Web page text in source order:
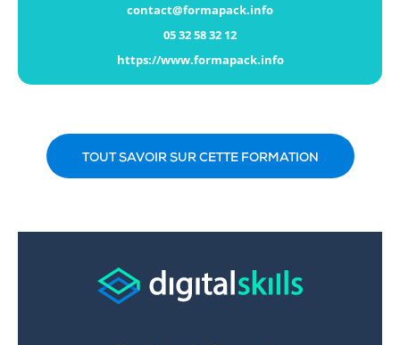
contact@formapack.info
05 32 58 32 12
https://www.formapack.info
TOUT SAVOIR SUR CETTE FORMATION